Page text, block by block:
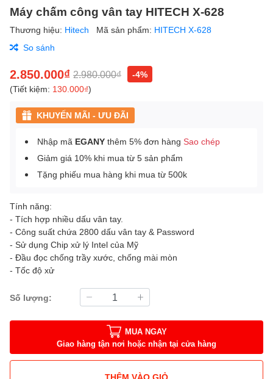
Máy chấm công vân tay HITECH X-628
Thương hiệu: Hitech Mã sản phẩm: HITECH X-628
So sánh
2.850.000₫ 2.980.000₫
-4%
(Tiết kiệm: 130.000₫)
KHUYẾN MÃI - ƯU ĐÃI
Nhập mã EGANY thêm 5% đơn hàng Sao chép
Giảm giá 10% khi mua từ 5 sản phẩm
Tặng phiếu mua hàng khi mua từ 500k
Tính năng:
- Tích hợp nhiều dấu vân tay.
- Công suất chứa 2800 dấu vân tay & Password
- Sử dụng Chip xử lý Intel của Mỹ
- Đầu đọc chống trầy xước, chống mài mòn
- Tốc độ xử
Số lượng:
MUA NGAY
Giao hàng tận nơi hoặc nhận tại cửa hàng
THÊM VÀO GIỎ